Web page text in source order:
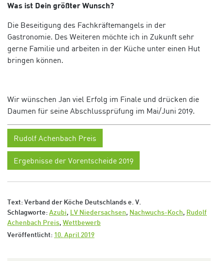
Was ist Dein größter Wunsch?
Die Beseitigung des Fachkräftemangels in der
Gastronomie. Des Weiteren möchte ich in Zukunft sehr
gerne Familie und arbeiten in der Küche unter einen Hut
bringen können.
Wir wünschen Jan viel Erfolg im Finale und drücken die
Daumen für seine Abschlussprüfung im Mai/Juni 2019.
Rudolf Achenbach Preis
Ergebnisse der Vorentscheide 2019
Text: Verband der Köche Deutschlands e. V.
Schlagworte: Azubi, LV Niedersachsen, Nachwuchs-Koch, Rudolf
Achenbach Preis, Wettbewerb
Veröffentlicht: 10. April 2019